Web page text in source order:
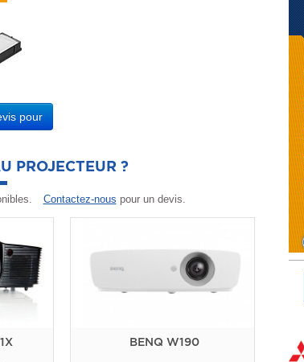
pour
PROJECTEUR ?
Contactez-nous pour un devis.
BENQ W190